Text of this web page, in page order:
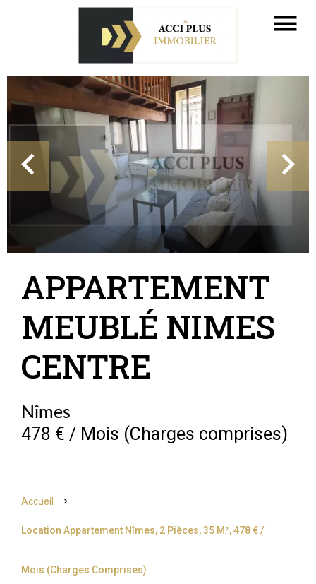
APPARTEMENT
MEUBLÉ NIMES
CENTRE
Nîmes
478 € / Mois (Charges comprises)
Accueil
Location Appartement Nîmes, 2 Pièces, 35 M², 478 € /
Mois (Charges Comprises)